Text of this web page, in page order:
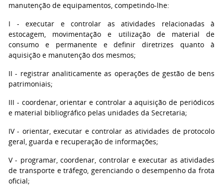
manutenção de equipamentos, competindo-lhe:
I - executar e controlar as atividades relacionadas à
estocagem, movimentação e utilização de material de
consumo e permanente e definir diretrizes quanto à
aquisição e manutenção dos mesmos;
II - registrar analiticamente as operações de gestão de bens
patrimoniais;
III - coordenar, orientar e controlar a aquisição de periódicos
e material bibliográfico pelas unidades da Secretaria;
IV - orientar, executar e controlar as atividades de protocolo
geral, guarda e recuperação de informações;
V - programar, coordenar, controlar e executar as atividades
de transporte e tráfego, gerenciando o desempenho da frota
oficial;